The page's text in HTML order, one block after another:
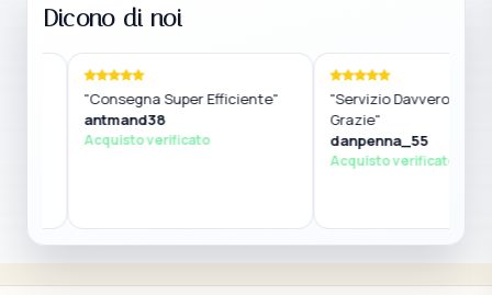
Dicono di noi
"Consegna Super Efficiente"
antmand38
Acquisto verificato
"Servizio Davvero
Grazie"
danpenna_55
Acquisto verificato